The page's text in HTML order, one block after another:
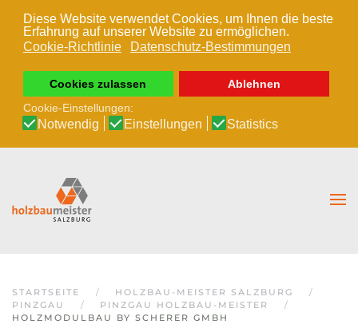
Diese Website verwendet Cookies, um Ihnen die beste
Erfahrung auf unserer Website zu ermöglichen.
Cookie-Richtlinie
Datenschutz-Bestimmungen
Cookies zulassen
Ablehnen
Cookie-Einstellungen:
Notwendig Einstellungen Statistics
Zum Hauptinhalt springen
STARTSEITE
HOLZBAU-MEISTER SALZBURG
PINZGAU
PINZGAU HOLZBAU-MEISTER
HOLZMODULBAU BY SCHERER GMBH